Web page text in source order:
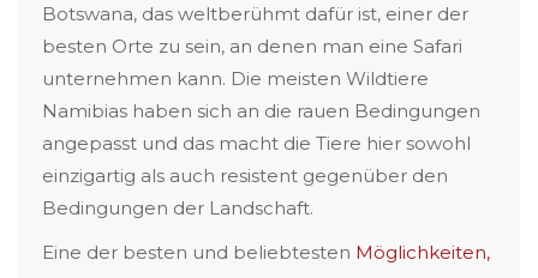
Botswana, das weltberühmt dafür ist, einer der
besten Orte zu sein, an denen man eine Safari
unternehmen kann. Die meisten Wildtiere
Namibias haben sich an die rauen Bedingungen
angepasst und das macht die Tiere hier sowohl
einzigartig als auch resistent gegenüber den
Bedingungen der Landschaft.
Eine der besten und beliebtesten Möglichkeiten,